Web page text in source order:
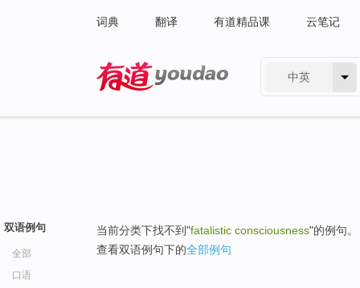
词典 翻译 有道精品课 云笔记
中英
双语例句
全部
口语
当前分类下找不到"fatalistic consciousness"的例句。
查看双语例句下的全部例句